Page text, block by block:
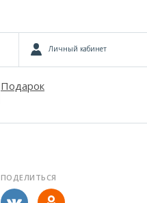
Личный кабинет
Подарок
ПОДЕЛИТЬСЯ